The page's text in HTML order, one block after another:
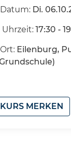
Datum: Di.
Uhrzeit: 17:30 -
Ort: Eilenburg,
KURS MERKEN